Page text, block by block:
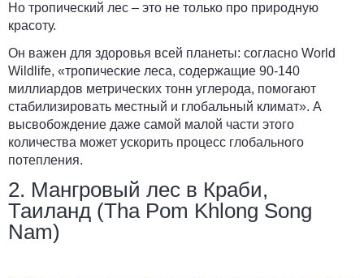
Но тропический лес – это не только про природную
красоту.
Он важен для здоровья всей планеты: согласно World
Wildlife, «тропические леса, содержащие 90-140
миллиардов метрических тонн углерода, помогают
стабилизировать местный и глобальный климат». А
высвобождение даже самой малой части этого
количества может ускорить процесс глобального
потепления.
2. Мангровый лес в Краби,
Таиланд (Tha Pom Khlong Song
Nam)